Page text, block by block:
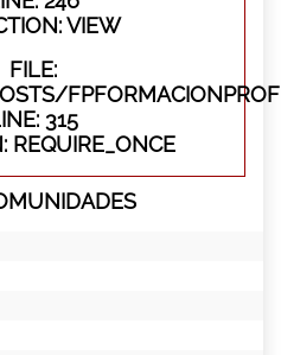
VIEW
FILE:
315
REQUIRE_ONCE